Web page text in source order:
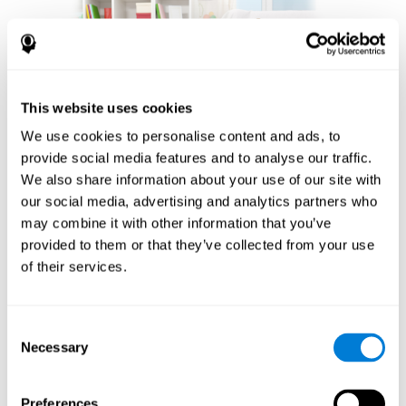
This website uses cookies
We use cookies to personalise content and ads, to
provide social media features and to analyse our traffic.
We also share information about your use of our site with
our social media, advertising and analytics partners who
may combine it with other information that you’ve
provided to them or that they’ve collected from your use
of their services.
Selection
Necessary
بناء مجتمع من عشاق
الشطرنج
الجانب المجتمعي بعدًا اجتماعيًا للعبة، مما يمكّن اللاعبين من
التعلم من بعضهم البعض ومشاركة الاستراتيجيات وحتى
ربط اللاعبين عبر مستويات مهارات مختلفة ومواقع جغرافية